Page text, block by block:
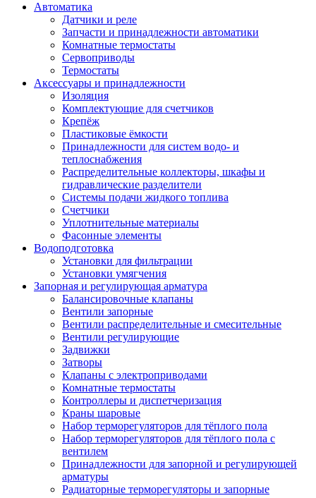
Автоматика
Датчики и реле
Запчасти и принадлежности автоматики
Комнатные термостаты
Сервоприводы
Термостаты
Аксессуары и принадлежности
Изоляция
Комплектующие для счетчиков
Крепёж
Пластиковые ёмкости
Принадлежности для систем водо- и
теплоснабжения
Распределительные коллекторы, шкафы и
гидравлические разделители
Системы подачи жидкого топлива
Счетчики
Уплотнительные материалы
Фасонные элементы
Водоподготовка
Установки для фильтрации
Установки умягчения
Запорная и регулирующая арматура
Балансировочные клапаны
Вентили запорные
Вентили распределительные и смесительные
Вентили регулирующие
Задвижки
Затворы
Клапаны с электроприводами
Комнатные термостаты
Контроллеры и диспетчеризация
Краны шаровые
Набор терморегуляторов для тёплого пола
Набор терморегуляторов для тёплого пола с
вентилем
Принадлежности для запорной и регулирующей
арматуры
Радиаторные терморегуляторы и запорные